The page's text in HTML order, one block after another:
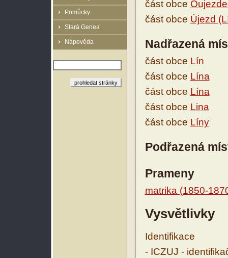
Pomůcky
Stará Genea
Nápověda
část obce
část obce Újezd
Nadřazená
část obce Lín
část obce Lína
část obce Lína
část obce Lina
část obce Líny
Podřazená
Prameny
matrika (1850-
Vysvětlivky
Identifikace
- ICZUJ -